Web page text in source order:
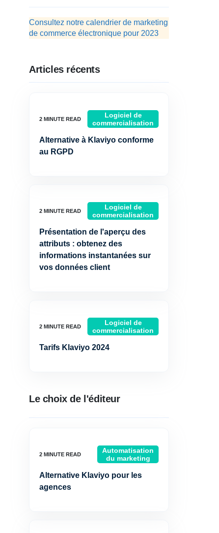
Consultez notre calendrier de marketing
de commerce électronique pour 2023
Articles récents
Logiciel de
commercialisation
Alternative à Klaviyo conforme
au RGPD
Logiciel de
commercialisation
Présentation de l'aperçu des
attributs : obtenez des
informations instantanées sur
vos données client
Logiciel de
commercialisation
Tarifs Klaviyo 2024
Le choix de l'éditeur
Automatisation
du marketing
Alternative Klaviyo pour les
agences